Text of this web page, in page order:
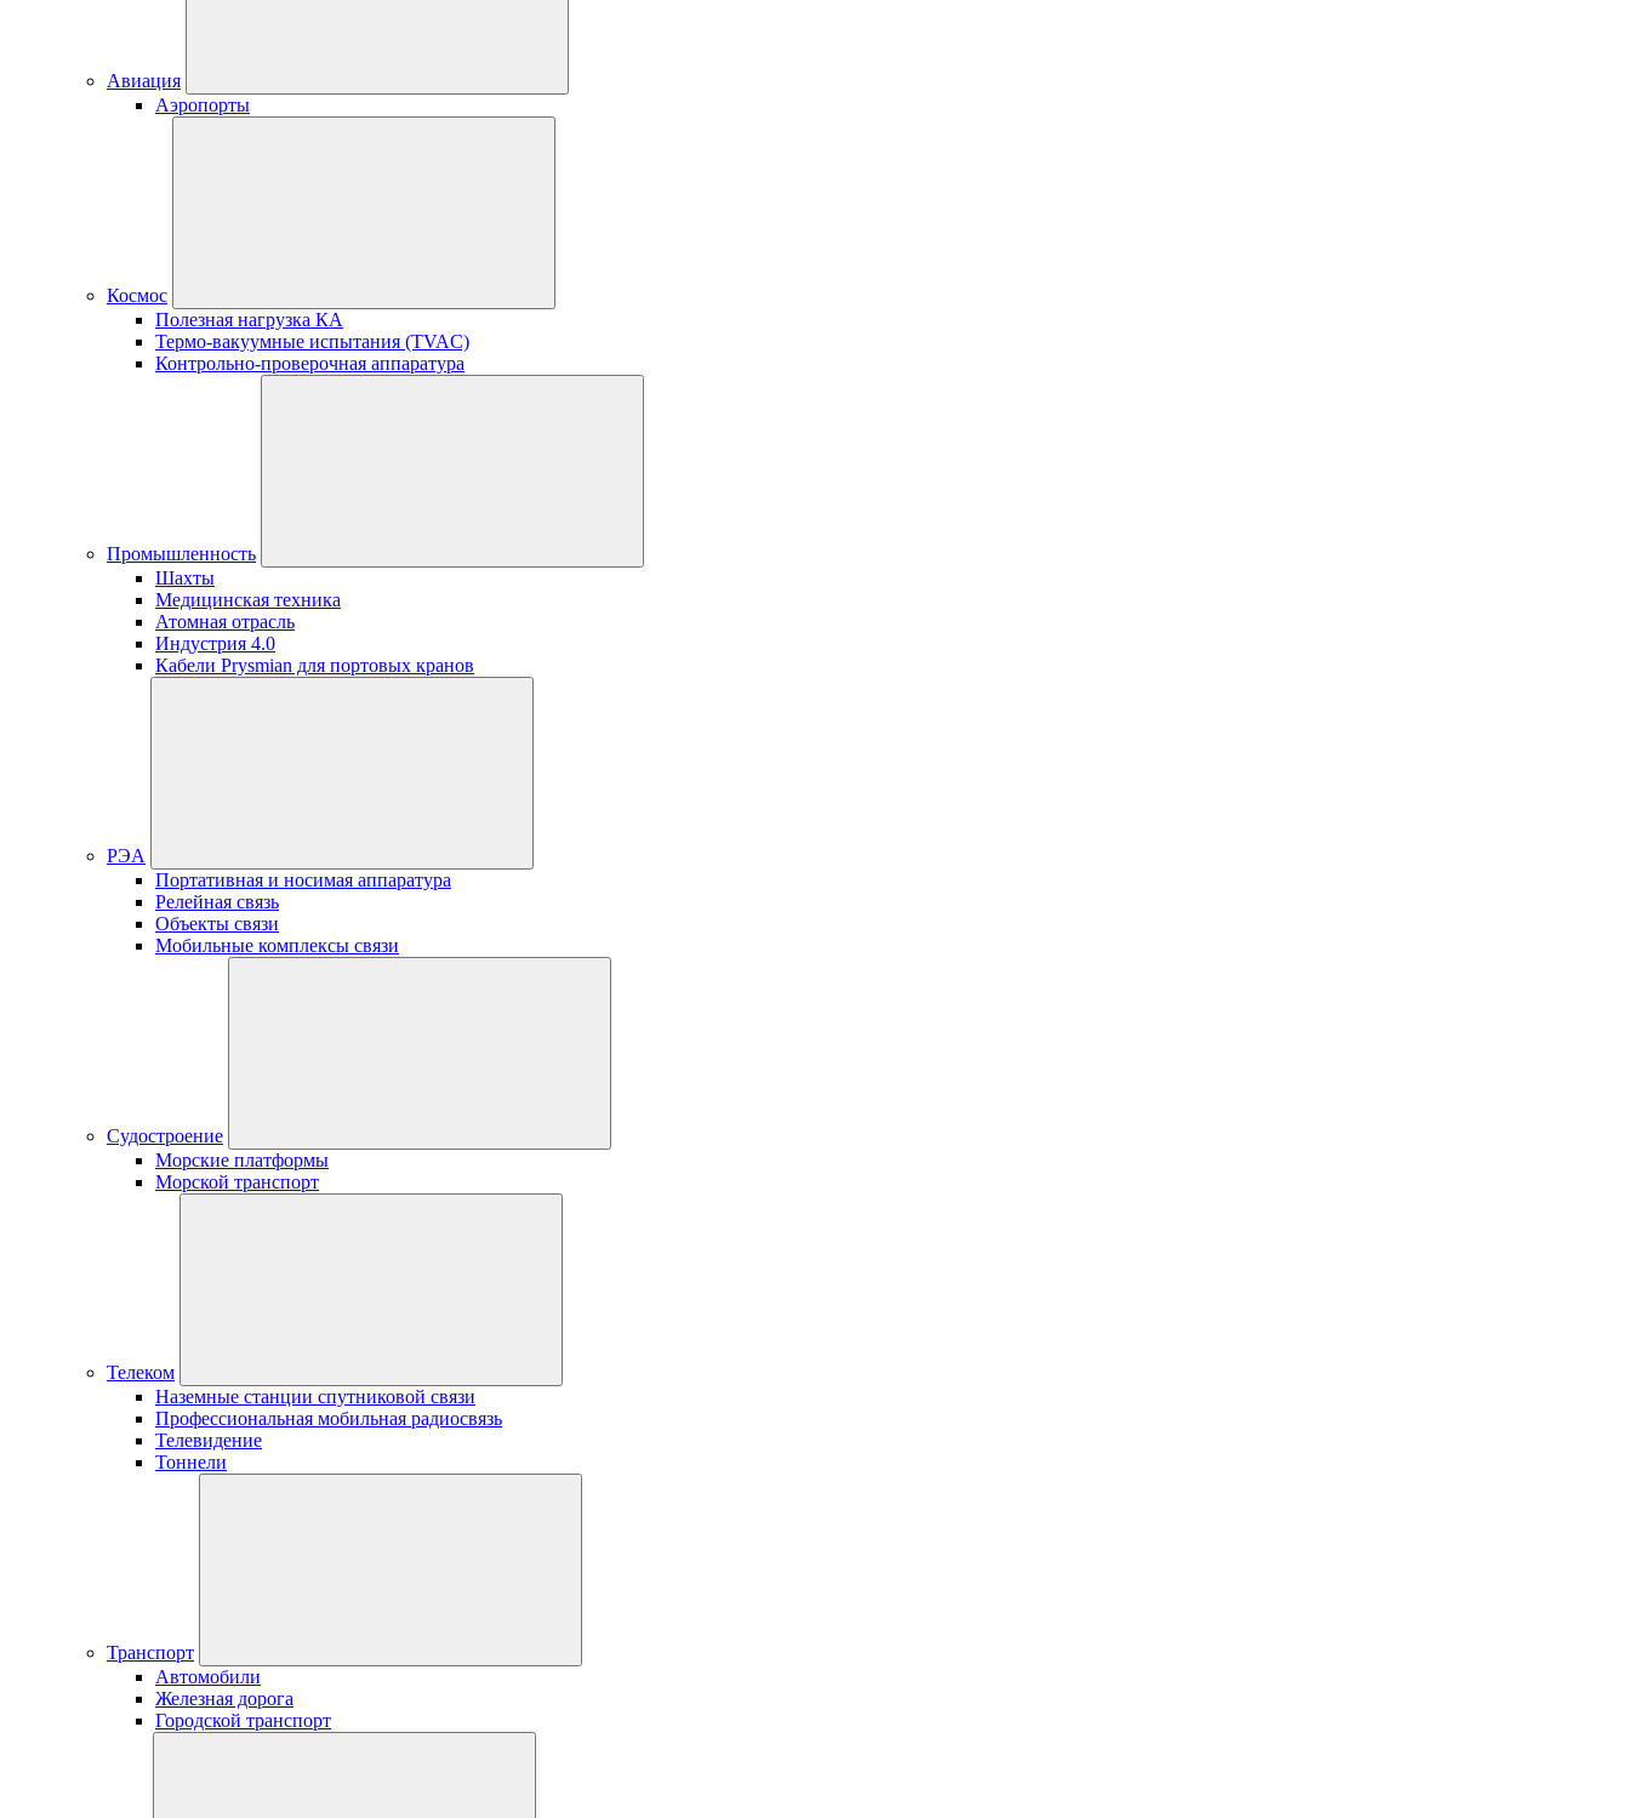
Авиация
Аэропорты
Космос
Полезная нагрузка КА
Термо-вакуумные испытания (TVAC)
Контрольно-проверочная аппаратура
Промышленность
Шахты
Медицинская техника
Атомная отрасль
Индустрия 4.0
Кабели Prysmian для портовых кранов
РЭА
Портативная и носимая аппаратура
Релейная связь
Объекты связи
Мобильные комплексы связи
Судостроение
Морские платформы
Морской транспорт
Телеком
Наземные станции спутниковой связи
Профессиональная мобильная радиосвязь
Телевидение
Тоннели
Транспорт
Автомобили
Железная дорога
Городской транспорт